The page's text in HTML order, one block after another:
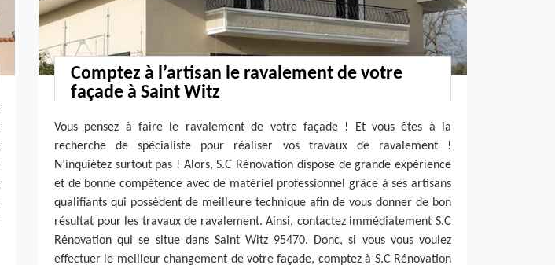
Comptez à l’artisan le ravalement de votre
façade à Saint Witz
Vous pensez à faire le ravalement de votre façade ! Et vous êtes à la
recherche de spécialiste pour réaliser vos travaux de ravalement !
N’inquiétez surtout pas ! Alors, S.C Rénovation dispose de grande expérience
et de bonne compétence avec de matériel professionnel grâce à ses artisans
qualifiants qui possèdent de meilleure technique afin de vous donner de bon
résultat pour les travaux de ravalement. Ainsi, contactez immédiatement S.C
Rénovation qui se situe dans Saint Witz 95470. Donc, si vous vous voulez
effectuer le meilleur changement de votre façade, comptez à S.C Rénovation